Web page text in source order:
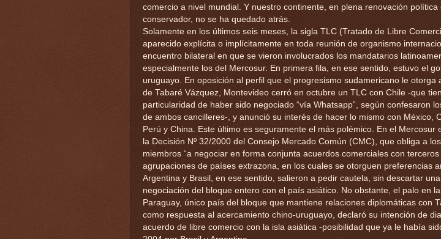
comercio a nivel mundial. Y nuestro continente, en plena renovación política
conservador, no se ha quedado atrás.
Solamente en los últimos seis meses, la sigla TLC (Tratado de Libre
aparecido explícita o implícitamente en toda reunión de organismo
encuentro bilateral en que se vieron involucrados los mandatarios
especialmente los del Mercosur. En primera fila, en ese sentido, estuvo el
uruguayo. En oposición al perfil que el progresismo sudamericano le otorga
de Tabaré Vázquez, Montevideo cerró en octubre un TLC con Chile -que
particularidad de haber sido negociado “vía Whatsapp”, según confesaron
de ambos cancilleres-, y anunció su interés de hacer lo mismo con México,
Perú y China. Este último es seguramente el más polémico. En el Mercosur
la Decisión Nº 32/2000 del Consejo Mercado Común (CMC), que obliga a
miembros “a negociar en forma conjunta acuerdos comerciales con
agrupaciones de países extrazona, en los cuales se otorguen preferencias
Argentina y Brasil, en ese sentido, salieron a pedir cautela, sin descartar
negociación del bloque entero con el país asiático. No obstante, el palo en
Paraguay, único país del bloque que mantiene relaciones diplomáticas con
como respuesta al acercamiento chino-uruguayo, declaró su intención de
acuerdo de libre comercio con la isla asiática -posibilidad que ya le había